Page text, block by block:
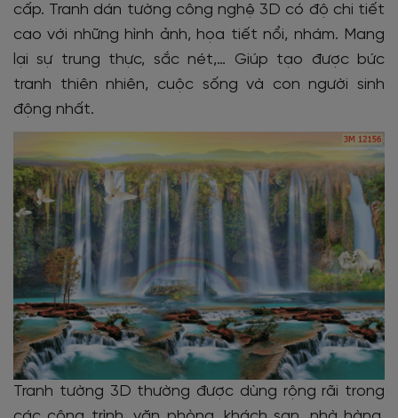
cấp. Tranh dán tường công nghệ 3D có độ chi tiết
cao với những hình ảnh, họa tiết nổi, nhám. Mang
lại sự trung thực, sắc nét,… Giúp tạo được bức
tranh thiên nhiên, cuộc sống và con người sinh
động nhất.
Tranh tường 3D thường được dùng rộng rãi trong